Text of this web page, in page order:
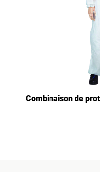
Combinaison de